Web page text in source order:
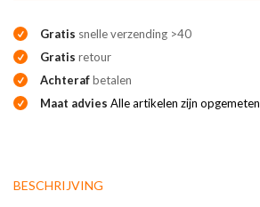
Gratis snelle verzending >40
Gratis retour
Achterafbetalen
Maat advies Alle artikelen zijn opgemeten
BESCHRIJVING